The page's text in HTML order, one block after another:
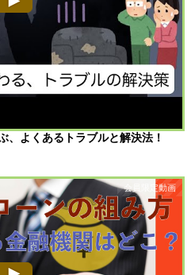
、よくあるトラブルと解決法！